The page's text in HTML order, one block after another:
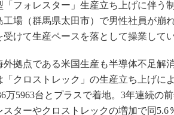
「フォレスター」生産立ち上げに伴う
工場（群馬県太田市）で男性社員が崩
受けて生産ペースを落として操業して
拠点である米国生産も半導体不足解
「クロストレック」の生産立ち上げに
万5963台とプラスで着地。3年連続の
スターやクロストレックの増加で同